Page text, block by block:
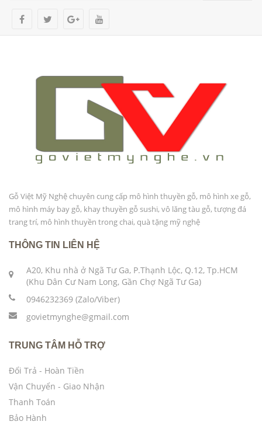
Gỗ Việt Mỹ Nghệ chuyên cung cấp mô hình thuyền gỗ, mô hình xe gỗ,
mô hình máy bay gỗ, khay thuyền gỗ sushi, vô lăng tàu gỗ, tượng đá
trang trí, mô hình thuyền trong chai, quà tặng mỹ nghệ
THÔNG TIN LIÊN HỆ
A20, Khu nhà ở Ngã Tư Ga, P.Thạnh Lộc, Q.12, Tp.HCM
(Khu Dân Cư Nam Long, Gần Chợ Ngã Tư Ga)
0946232369 (Zalo/Viber)
govietmynghe@gmail.com
TRUNG TÂM HỖ TRỢ
Đổi Trả - Hoàn Tiền
Vận Chuyển - Giao Nhận
Thanh Toán
Bảo Hành